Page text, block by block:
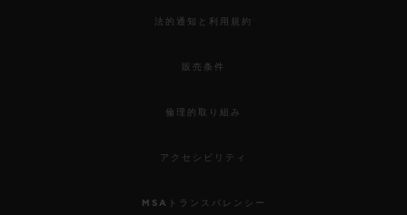
法的通知と利用規約
販売条件
倫理的取り組み
アクセシビリティ
MSAトランスパレンシー